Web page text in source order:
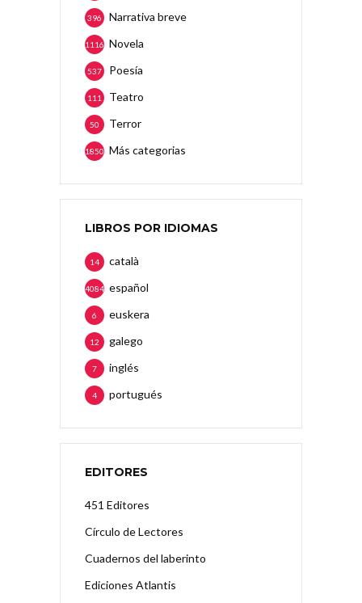
Narrativa breve
396
Novela
1116
Poesía
537
Teatro
111
Terror
50
Más categorias
1850
LIBROS POR IDIOMAS
català
14
español
4084
euskera
6
galego
12
inglés
7
portugués
4
EDITORES
451 Editores
Círculo de Lectores
Cuadernos del laberinto
Ediciones Atlantis